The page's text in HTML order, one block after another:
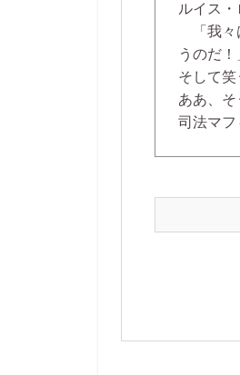
ルイス
「我々
うのだ！
そして笑
ああ、そ
司法マフ